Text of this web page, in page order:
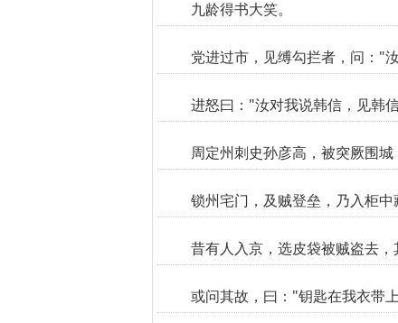
九龄得书大笑。
党进过市，见缚勾拦者，问："
进怒曰："汝对我说韩信，见韩
周定州刺史孙彦高，被突厥围城
锁州宅门，及贼登垒，乃入柜
昔有人入京，选皮袋被贼盗去
或问其故，曰："钥匙在我衣带